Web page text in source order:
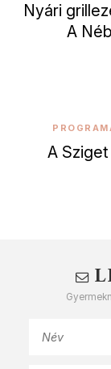
Nyári
A
A